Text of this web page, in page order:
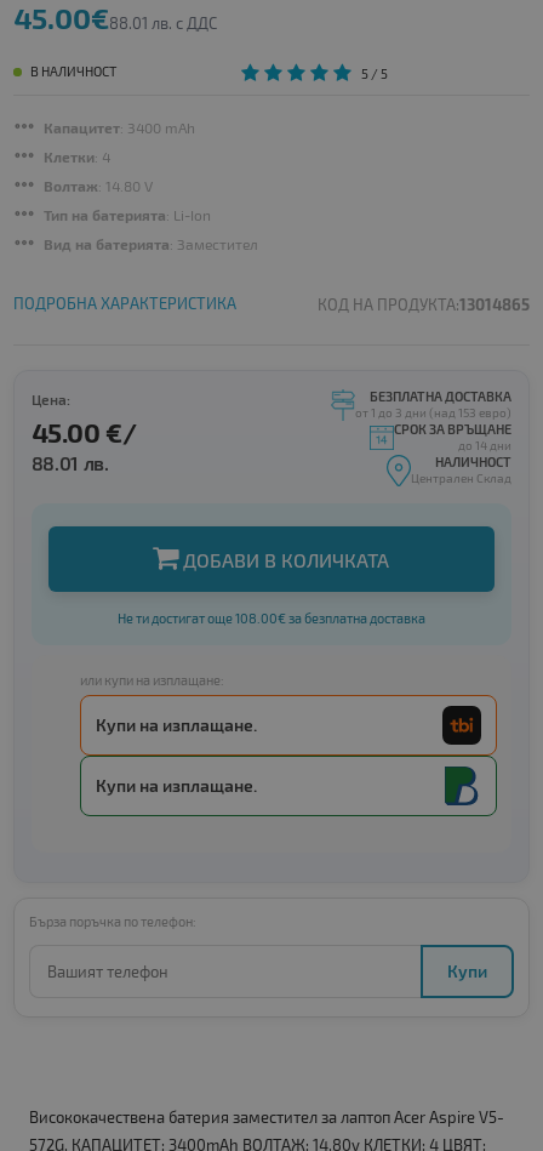
45.00€88.01 лв. с ДДС
В НАЛИЧНОСТ 5/ 5
Капацитет: 3400 mAh
Клетки: 4
Волтаж: 14.80 V
Тип на батерията: Li-Ion
Вид на батерията: Заместител
ПОДРОБНА ХАРАКТЕРИСТИКА КОД НА ПРОДУКТА:13014865
Цена:
45.00 €/
88.01 лв.
БЕЗПЛАТНА ДОСТАВКА
от 1 до 3 дни (над 153 евро)
СРОК ЗА ВРЪЩАНЕ
до 14 дни
НАЛИЧНОСТ
Централен Склад
ДОБАВИ В КОЛИЧКАТА
Не ти достигат още 108.00€ за безплатна доставка
или купи на изплащане:
Купи на изплащане.
Купи на изплащане.
Бърза поръчка по телефон:
Купи
Висококачествена батерия заместител за лаптоп Acer Aspire V5-
572G. КАПАЦИТЕТ: 3400mAh ВОЛТАЖ: 14.80v КЛЕТКИ: 4 ЦВЯТ: